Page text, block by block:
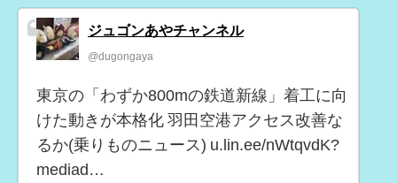
ジュゴンあやチャンネル
@dugongaya
東京の「わずか800mの鉄道新線」着工に向
けた動きが本格化 羽田空港アクセス改善な
るか(乗りものニュース) u.lin.ee/nWtqvdK?
mediad…